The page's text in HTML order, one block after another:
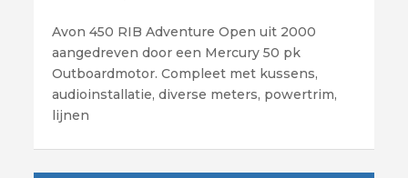
Avon 450 RIB Adventure Open uit 2000
aangedreven door een Mercury 50 pk
Outboardmotor. Compleet met kussens,
audioinstallatie, diverse meters, powertrim,
lijnen